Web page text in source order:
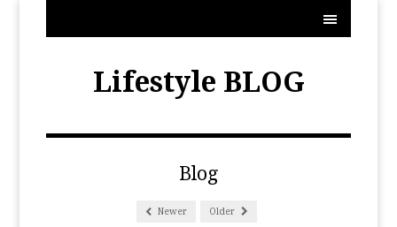
Lifestyle BLOG
Blog
Newer Older